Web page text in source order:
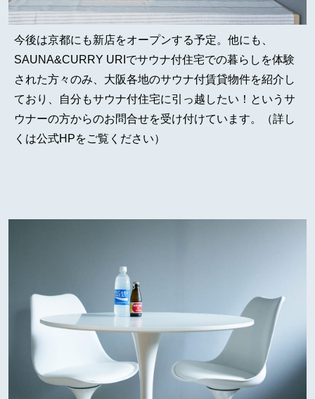
今後は京都にも新店をオープンする予定。他にも、
SAUNA&CURRY URIでサウナ付住宅での暮らしを体験
された方々のみ、大阪各地のサウナ付賃貸物件を紹介し
ており、自分もサウナ付住宅に引っ越したい！というサ
ウナーの方からのお問合せを受け付けています。（詳し
くは公式HPをご覧ください）